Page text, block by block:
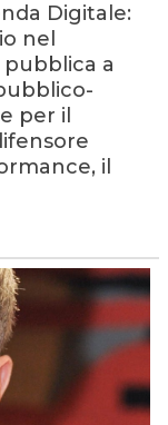
Digitale:
nel
a
per il
il